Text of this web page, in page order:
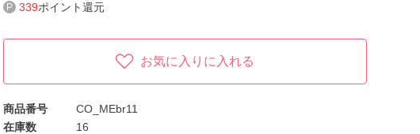
339ポイント還元
お気に入りに入れる
商品番号
CO_MEbr11
在庫数
16